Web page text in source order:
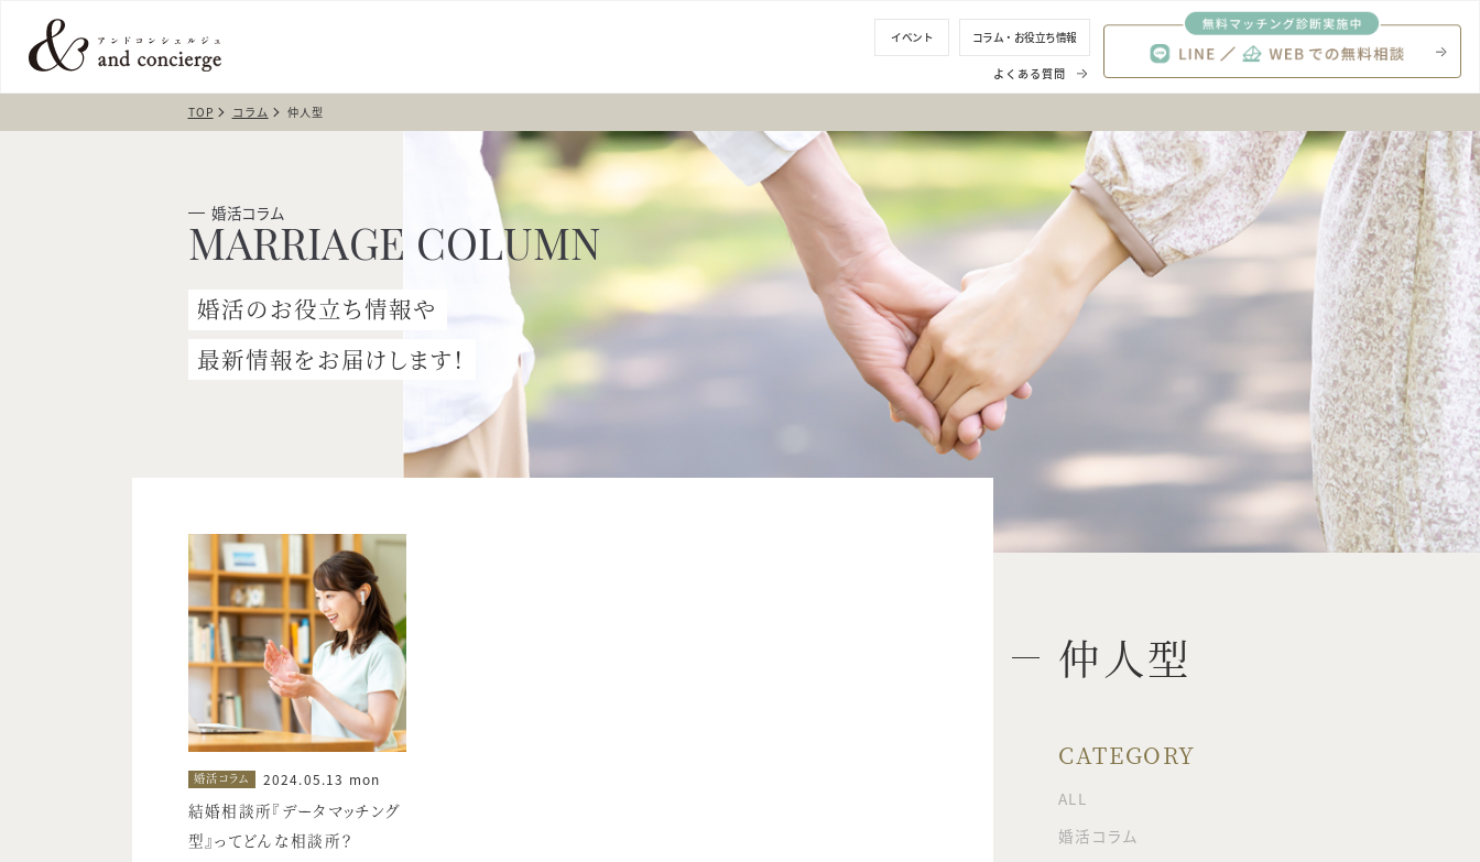
イベント コラム・お役立ち情報
よくある質問
TOP コラム 仲人型
婚活コラム
婚活のお役立ち情報や
最新情報をお届けします！
婚活コラム 2024.05.13 mon
結婚相談所『データマッチング
型』ってどんな相談所？
仲人型
CATEGORY
ALL
婚活コラム